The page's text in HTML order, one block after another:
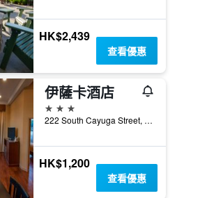
HK$2,439
查看優惠
伊薩卡酒店
3星級
222 South Cayuga Street, 伊薩卡, NY, 美國
HK$1,200
查看優惠